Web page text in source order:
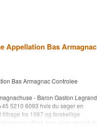
Appellation Bas Armagnac
Bas Armagnac Controlee
- Baron Gaston Legrand
5210 6093 hvis du søger en
fra 1987 og forskellige
med en etiket, som giver garanti for
prop + flot lærredspose i med